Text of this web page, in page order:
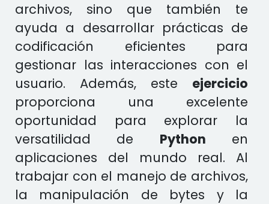
archivos, sino que también te
ayuda a desarrollar prácticas de
codificación eficientes para
gestionar las interacciones con el
usuario. Además, este ejercicio
proporciona una excelente
oportunidad para explorar la
versatilidad de Python en
aplicaciones del mundo real. Al
trabajar con el manejo de archivos,
la manipulación de bytes y la